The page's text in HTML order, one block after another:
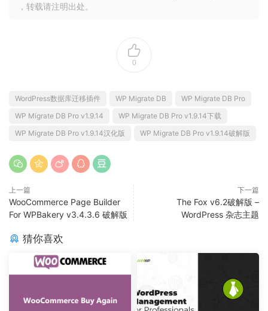
，转载请注明出处。
0
WordPress数据库迁移插件 WP Migrate DB
WP Migrate DB Pro
WP Migrate DB Pro v1.9.14
WP Migrate DB Pro v1.9.14下载
WP Migrate DB Pro v1.9.14汉化版
WP Migrate DB Pro v1.9.14破解版
上一篇
WooCommerce Page Builder
For WPBakery v3.4.3.6 破解版
下一篇
The Fox v6.2破解版 –
WordPress 杂志主题
猜你喜欢